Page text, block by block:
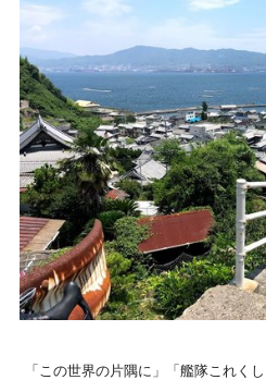
「この世界の片隅に」「艦隊これく